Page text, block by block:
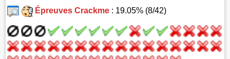
Épreuves Crackme: 19.05% (8/42)